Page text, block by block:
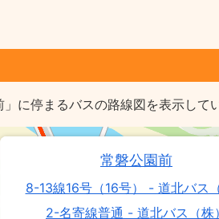
に停まるバスの路線図を表示して
常磐公園前
8-13線16号（16号） - 道北バス（
2-名寄線普通 - 道北バス（株）